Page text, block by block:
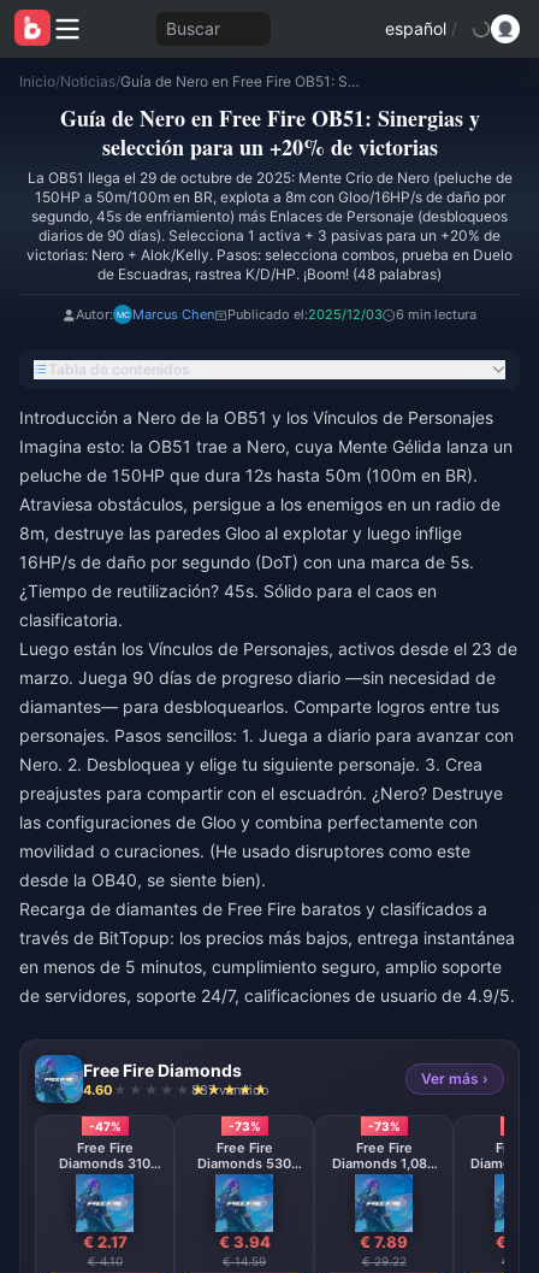
Buscar español /
Inicio/Noticias/ Guía de Nero en Free Fire OB51: Sinergias y selección para un +20% de victorias
Guía de Nero en Free Fire OB51: Sinergias y
selección para un +20% de victorias
La OB51 llega el 29 de octubre de 2025: Mente Crio de Nero (peluche de
150HP a 50m/100m en BR, explota a 8m con Gloo/16HP/s de daño por
segundo, 45s de enfriamiento) más Enlaces de Personaje (desbloqueos
diarios de 90 días). Selecciona 1 activa + 3 pasivas para un +20% de
victorias: Nero + Alok/Kelly. Pasos: selecciona combos, prueba en Duelo
de Escuadras, rastrea K/D/HP. ¡Boom! (48 palabras)
Autor: Marcus Chen Publicado el:2025/12/03 6 min lectura
Tabla de contenidos
Introducción a Nero de la OB51 y los Vínculos de Personajes
Imagina esto: la OB51 trae a Nero, cuya Mente Gélida lanza un
peluche de 150HP que dura 12s hasta 50m (100m en BR).
Atraviesa obstáculos, persigue a los enemigos en un radio de
8m, destruye las paredes Gloo al explotar y luego inflige
16HP/s de daño por segundo (DoT) con una marca de 5s.
¿Tiempo de reutilización? 45s. Sólido para el caos en
clasificatoria.
Luego están los Vínculos de Personajes, activos desde el 23 de
marzo. Juega 90 días de progreso diario —sin necesidad de
diamantes— para desbloquearlos. Comparte logros entre tus
personajes. Pasos sencillos: 1. Juega a diario para avanzar con
Nero. 2. Desbloquea y elige tu siguiente personaje. 3. Crea
preajustes para compartir con el escuadrón. ¿Nero? Destruye
las configuraciones de Gloo y combina perfectamente con
movilidad o curaciones. (He usado disruptores como este
desde la OB40, se siente bien).
Recarga de diamantes de Free Fire baratos y clasificados a
través de BitTopup: los precios más bajos, entrega instantánea
en menos de 5 minutos, cumplimiento seguro, amplio soporte
de servidores, soporte 24/7, calificaciones de usuario de 4.9/5.
Free Fire Diamonds
4.60 887 vendido
Ver más ›
-47%
Free Fire
Diamonds 310
Diamonds
€ 2.17
€ 4.10
-73%
Free Fire
Diamonds 530
Diamonds
【Middle East
region optional】
€ 3.94
€ 14.59
-73%
Free Fire
Diamonds 1,080
Diamonds
【Middle East
region optional】
€ 7.89
€ 29.22
Free
【
region
€
€